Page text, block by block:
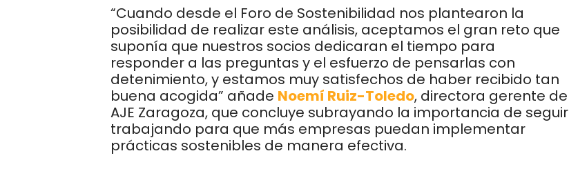
“Cuando desde el Foro de Sostenibilidad nos plantearon la
posibilidad de realizar este análisis, aceptamos el gran reto que
suponía que nuestros socios dedicaran el tiempo para
responder a las preguntas y el esfuerzo de pensarlas con
detenimiento, y estamos muy satisfechos de haber recibido tan
buena acogida” añade Noemí Ruiz-Toledo, directora gerente de
AJE Zaragoza, que concluye subrayando la importancia de seguir
trabajando para que más empresas puedan implementar
prácticas sostenibles de manera efectiva.